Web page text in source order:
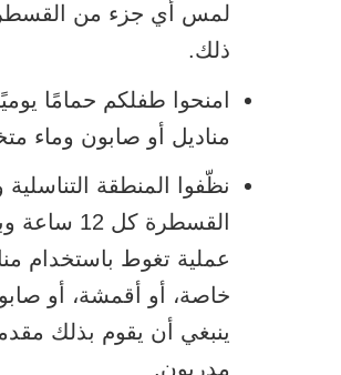
لمس أي جزء من
ذلك.
امنحوا طفلكم حمامًا
مناديل أو صابون وماء
نظّفوا المنطقة التناسلية
القسطرة كل
عملية تغوط باستخدام
خاصة، أو أقمشة، أو
ينبغي أن يقوم بذلك
مدربون.